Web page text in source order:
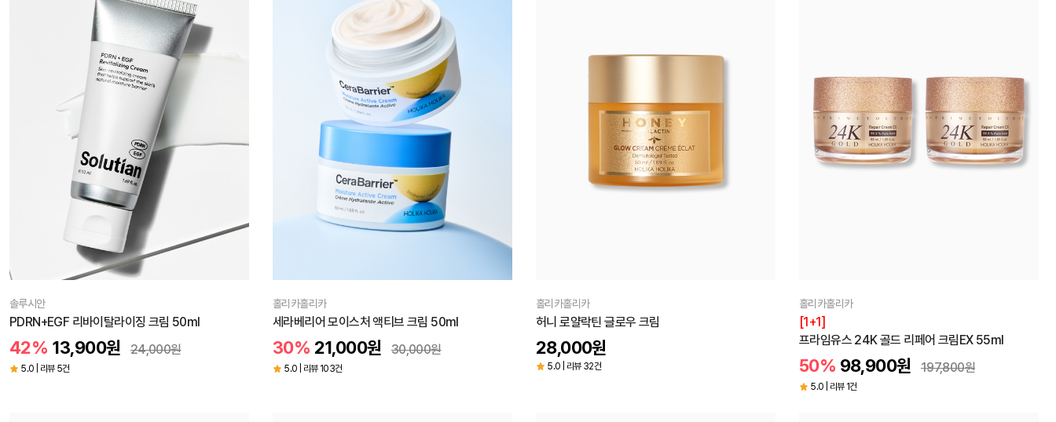
솔루시안
PDRN+EGF 리바이탈라이징 크림 50ml
42% 13,900원 24,000원
5.0 | 리뷰 5건
홀리카홀리카
세라베리어 모이스처 액티브 크림 50ml
30% 21,000원 30,000원
5.0 | 리뷰 103건
홀리카홀리카
허니 로얄락틴 글로우 크림
28,000원
5.0 | 리뷰 32건
홀리카홀리카
[1+1]
프라임유스 24K 골드 리페어 크림EX 55ml
50% 98,900원 197,800원
5.0 | 리뷰 1건